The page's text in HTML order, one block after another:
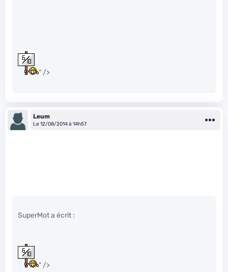
" />
Leum
Le 12/08/2014 à 14h57
SuperMot a écrit :
" />